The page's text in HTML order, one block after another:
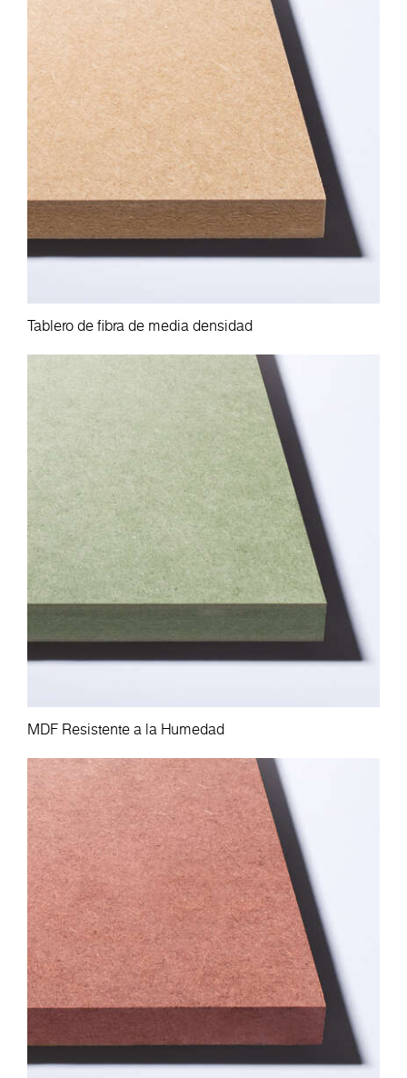
Tablero de fibra de media densidad
MDF Resistente a la Humedad